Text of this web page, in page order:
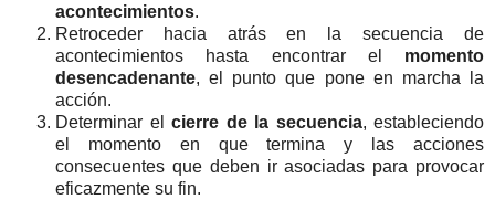
acontecimientos.
Retroceder hacia atrás en la secuencia de
acontecimientos hasta encontrar el momento
desencadenante, el punto que pone en marcha la
acción.
Determinar el cierre de la secuencia, estableciendo
el momento en que termina y las acciones
consecuentes que deben ir asociadas para provocar
eficazmente su fin.